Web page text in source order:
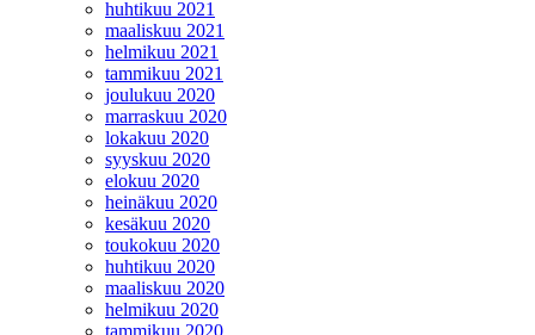
huhtikuu 2021
maaliskuu 2021
helmikuu 2021
tammikuu 2021
joulukuu 2020
marraskuu 2020
lokakuu 2020
syyskuu 2020
elokuu 2020
heinäkuu 2020
kesäkuu 2020
toukokuu 2020
huhtikuu 2020
maaliskuu 2020
helmikuu 2020